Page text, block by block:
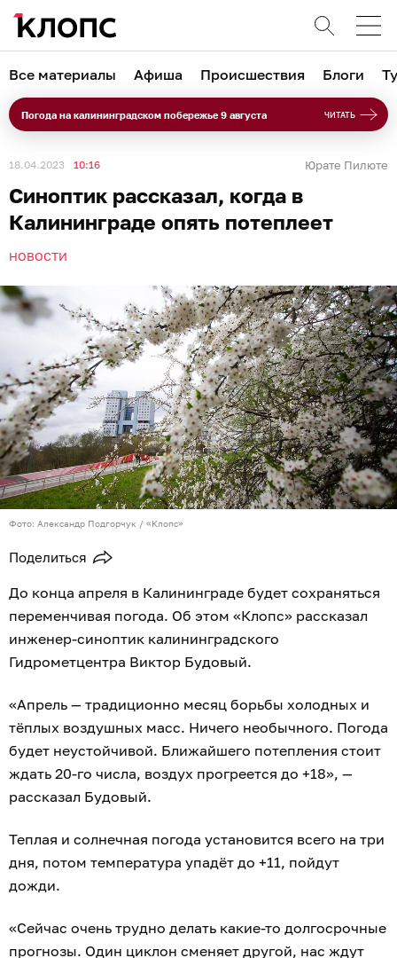
Все материалы Афиша Происшествия Блоги
Погода на калининградском побережье 9 августа ЧИТАТЬ
18.04.2023 10:16 Юрате Пилюте
Синоптик рассказал, когда в
Калининграде опять потеплеет
НОВОСТИ
Фото: Александр Подгорчук / «Клопс»
Поделиться
До конца апреля в Калининграде будет сохраняться
переменчивая погода. Об этом «Клопс» рассказал
инженер-синоптик калининградского
Гидрометцентра Виктор Будовый.
«Апрель — традиционно месяц борьбы холодных и
тёплых воздушных масс. Ничего необычного. Погода
будет неустойчивой. Ближайшего потепления стоит
ждать 20-го числа, воздух прогреется до +18», —
рассказал Будовый.
Теплая и солнечная погода установится всего на три
дня, потом температура упадёт до +11, пойдут
дожди.
«Сейчас очень трудно делать какие-то долгосрочные
прогнозы. Один циклон сменяет другой, нас ждут